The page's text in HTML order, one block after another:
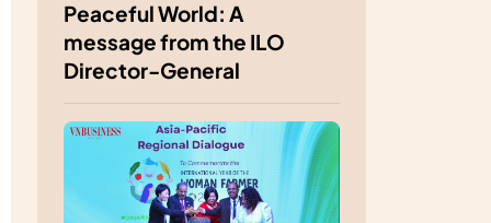
Peaceful World: A
message from the ILO
Director-General